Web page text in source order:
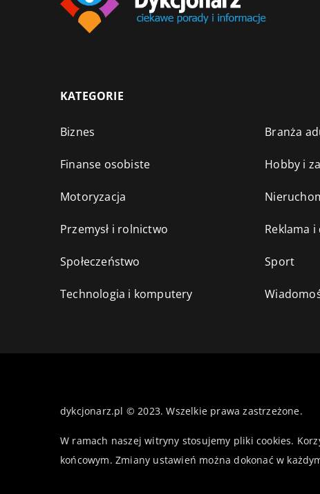
KATEGORIE
Biznes Branża
Finanse osobiste Hobby i
Motoryzacja
Przemysł i rolnictwo Reklama
Społeczeństwo Sport
Technologia i komputery
dykcjonarz.pl © 2023. Wszelkie prawa zastrzeżone.
W ramach naszej witryny stosujemy pliki cookies.
końcowym. Zmiany ustawień można dokonać w